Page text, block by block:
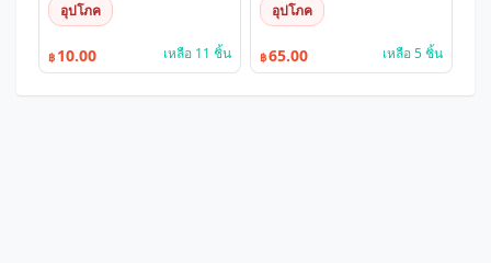
อุปโภค
฿ 10.00 เหลือ 11 ชิ้น
อุปโภค
฿65.00 เหลือ 5 ชิ้น